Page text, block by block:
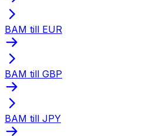
BAM till EUR
BAM till GBP
BAM till JPY